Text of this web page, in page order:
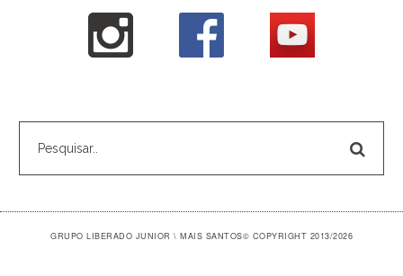
GRUPO LIBERADO JUNIOR \ MAIS SANTOS© COPYRIGHT 2013/2026